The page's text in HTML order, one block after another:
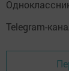
Telegram-